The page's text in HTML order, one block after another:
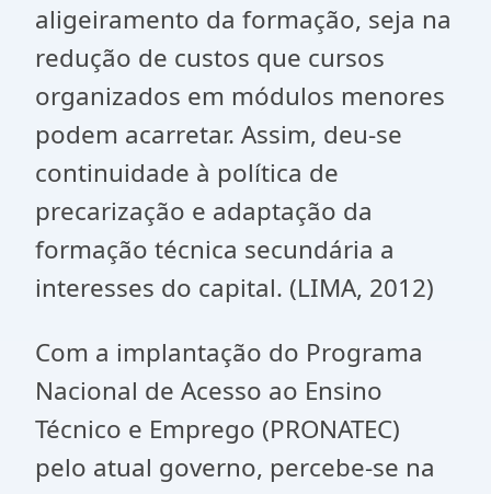
aligeiramento da formação, seja na
redução de custos que cursos
organizados em módulos menores
podem acarretar. Assim, deu-se
continuidade à política de
precarização e adaptação da
formação técnica secundária a
interesses do capital. (LIMA, 2012)
Com a implantação do Programa
Nacional de Acesso ao Ensino
Técnico e Emprego (PRONATEC)
pelo atual governo, percebe-se na